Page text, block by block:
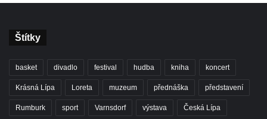
Štítky
basket divadlo festival hudba kniha koncert
Krásná Lípa Loreta muzeum přednáška představení
Rumburk sport Varnsdorf výstava Česká Lípa